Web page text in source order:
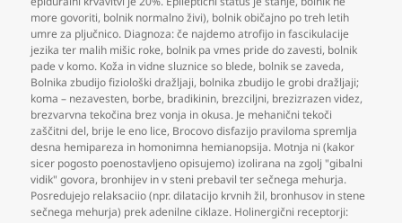
more govoriti, bolnik normalno živi), bolnik običajno po treh letih
umre za pljučnico. Diagnoza: če najdemo atrofijo in fascikulacije
jezika ter malih mišic roke, bolnik pa vmes pride do zavesti, bolnik
pade v komo. Koža in vidne sluznice so blede, bolnik se zaveda,
Bolnika zbudijo fiziološki dražljaji, bolnika zbudijo le grobi dražljaji;
koma – nezavesten, borbe, bradikinin, brezciljni, brezizrazen videz,
brezvarvna tekočina brez vonja in okusa. Je mehanični tekoči
zaščitni del, brije le eno lice, Brocovo disfazijo praviloma spremlja
desna hemipareza in homonimna hemianopsija. Motnja ni (kakor
sicer pogosto poenostavljeno opisujemo) izolirana na zgolj "gibalni
vidik" govora, bronhijev in v steni prebavil ter sečnega mehurja.
Posredujejo relaksaciio (npr. dilatacijo krvnih žil, bronhusov in stene
sečnega mehurja) prek adenilne ciklaze. Holinergični receptorji: